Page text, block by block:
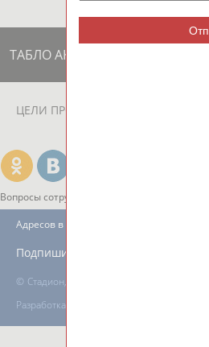
ТАБЛО АКТИВНОСТИ
ЦЕЛИ ПРОЕКТА
Вопросы сотрудничества и совместной
© Стадион, 1998-2026
Разработка и поддержка ООО НАИТ
Адресов в новостной рассылке: 997
Подпишись